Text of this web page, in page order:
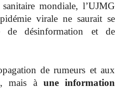
mondiale, l’UJMG
virale ne saurait se
de désinformation et de
de rumeurs et aux
mais à une information